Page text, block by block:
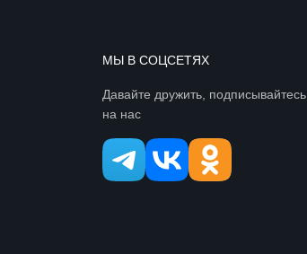
МЫ В СОЦСЕТЯХ
Давайте дружить, подписывайтесь
на нас